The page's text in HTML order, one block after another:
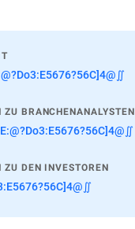
ZU BRANCHENANALYSTEN
ZU DEN INVESTOREN